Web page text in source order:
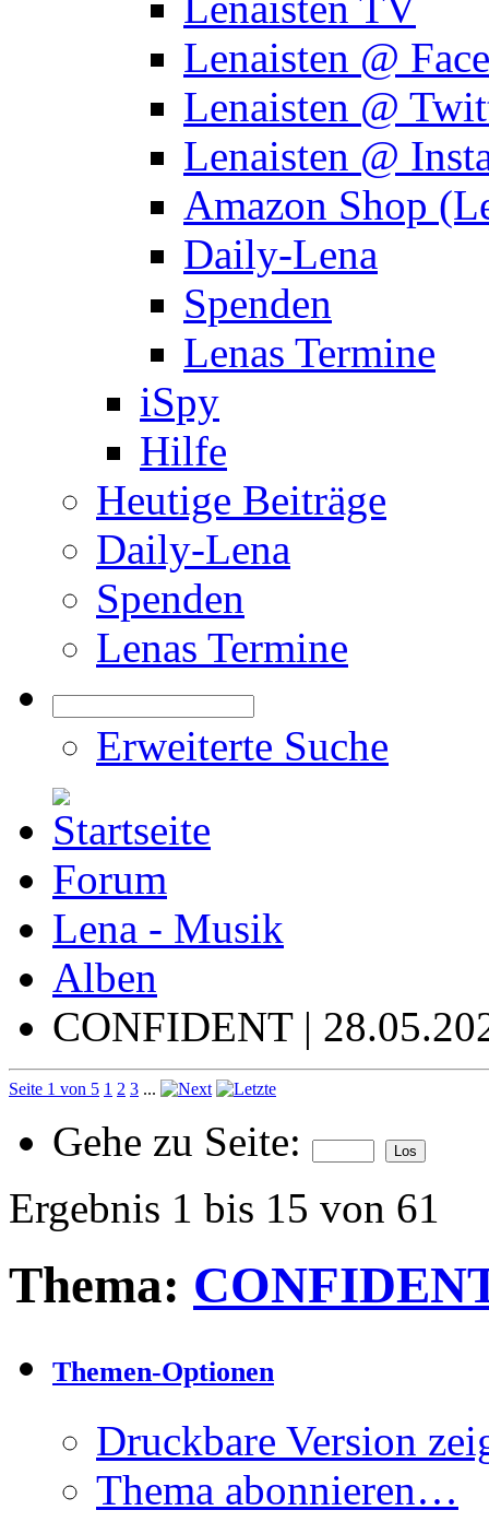
Lenaisten @
Lenaisten @
Lenaisten @
Amazon Shop
Daily-Lena
Spenden
Lenas Termine
iSpy
Hilfe
Heutige Beiträge
Daily-Lena
Spenden
Lenas Termine
Erweiterte Suche
Forum
Lena - Musik
Alben
CONFIDENT |
Seite 1 von 5 1 2 3 ...
Gehe zu Seite:
Ergebnis 1 bis 15 von 61
Thema:
Themen-Optionen
Druckbare Version
Thema abonnieren…